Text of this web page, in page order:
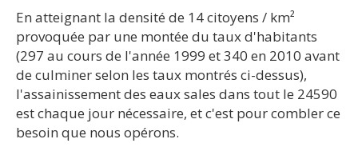
En atteignant la densité de 14 citoyens / km²
provoquée par une montée du taux d'habitants
(297 au cours de l'année 1999 et 340 en 2010 avant
de culminer selon les taux montrés ci-dessus),
l'assainissement des eaux sales dans tout le 24590
est chaque jour nécessaire, et c'est pour combler ce
besoin que nous opérons.